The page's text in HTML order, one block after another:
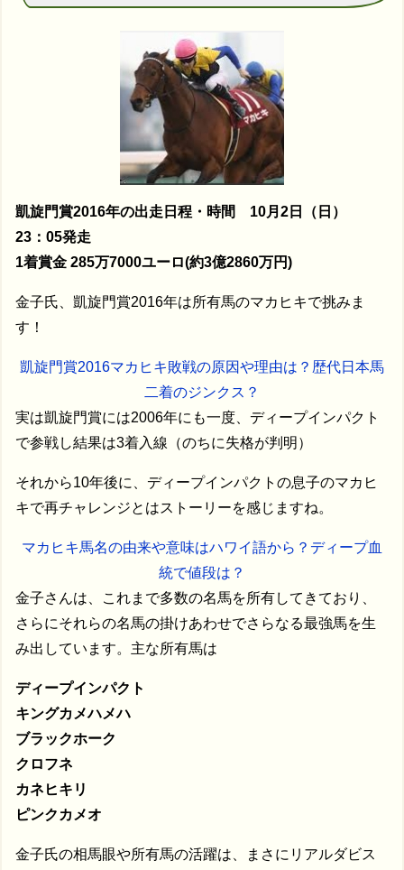
凱旋門賞2016年の出走日程・時間 10月2日（日）
23：05発走
1着賞金 285万7000ユーロ(約3億2860万円)
金子氏、凱旋門賞2016年は所有馬のマカヒキで挑みま
す！
凱旋門賞2016マカヒキ敗戦の原因や理由は？歴代日本馬
二着のジンクス？
実は凱旋門賞には2006年にも一度、ディープインパクト
で参戦し結果は3着入線（のちに失格が判明）
それから10年後に、ディープインパクトの息子のマカヒ
キで再チャレンジとはストーリーを感じますね。
マカヒキ馬名の由来や意味はハワイ語から？ディープ血
統で値段は？
金子さんは、これまで多数の名馬を所有してきており、
さらにそれらの名馬の掛けあわせでさらなる最強馬を生
み出しています。主な所有馬は
ディープインパクト
キングカメハメハ
ブラックホーク
クロフネ
カネヒキリ
ピンクカメオ
金子氏の相馬眼や所有馬の活躍は、まさにリアルダビス